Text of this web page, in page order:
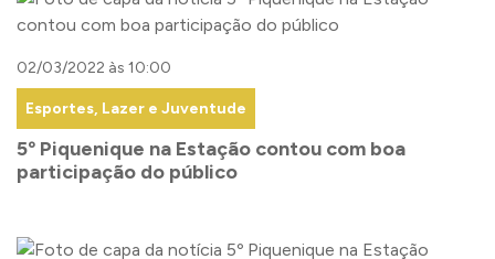
02/03/2022 às 10:00
Esportes, Lazer e Juventude
5º Piquenique na Estação contou com boa
participação do público